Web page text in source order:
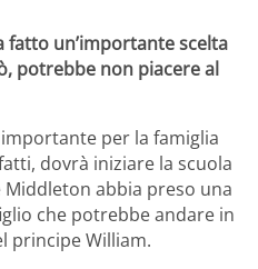
fatto un’importante scelta
potrebbe non piacere al
per la famiglia
dovrà iniziare la scuola
abbia preso una
che potrebbe andare in
principe William.